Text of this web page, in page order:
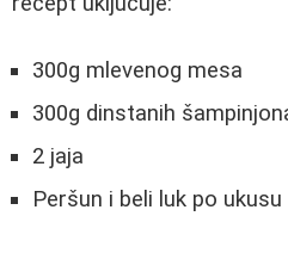
300g mlevenog mesa
300g dinstanih
2 jaja
Peršun i beli luk po ukusu